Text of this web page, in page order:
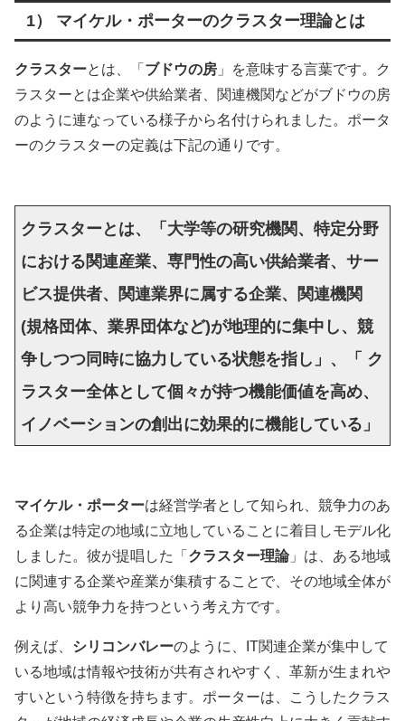
1） マイケル・ポーターのクラスター理論とは
クラスターとは、「 ブドウの房 」を意味する言葉です。ク
ラスターとは企業や供給業者、関連機関などがブドウの房
のように連なっている様子から名付けられました。ポータ
ーのクラスターの定義は下記の通りです。
クラスターとは、「大学等の研究機関、特定分野
における関連産業、専門性の高い供給業者、サー
ビス提供者、関連業界に属する企業、関連機関
(規格団体、業界団体など)が地理的に集中し、競
争しつつ同時に協力している状態を指し」、「 ク
ラスター全体として個々が持つ機能価値を高め、
イノベーションの創出に効果的に機能している」
マイケル・ポーターは経営学者として知られ、競争力のあ
る企業は特定の地域に立地していることに着目しモデル化
しました。彼が提唱した「 クラスター理論」は、ある地域
に関連する企業や産業が集積することで、その地域全体が
より高い競争力を持つという考え方です。
例えば、 シリコンバレーのように、IT関連企業が集中して
いる地域は情報や技術が共有されやすく、革新が生まれや
すいという特徴を持ちます。ポーターは、こうしたクラス